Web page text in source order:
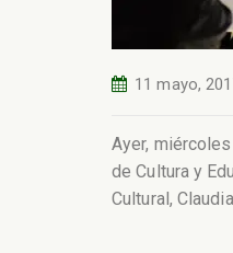
11 mayo,
Ayer,
de Cultura y
Cultural,